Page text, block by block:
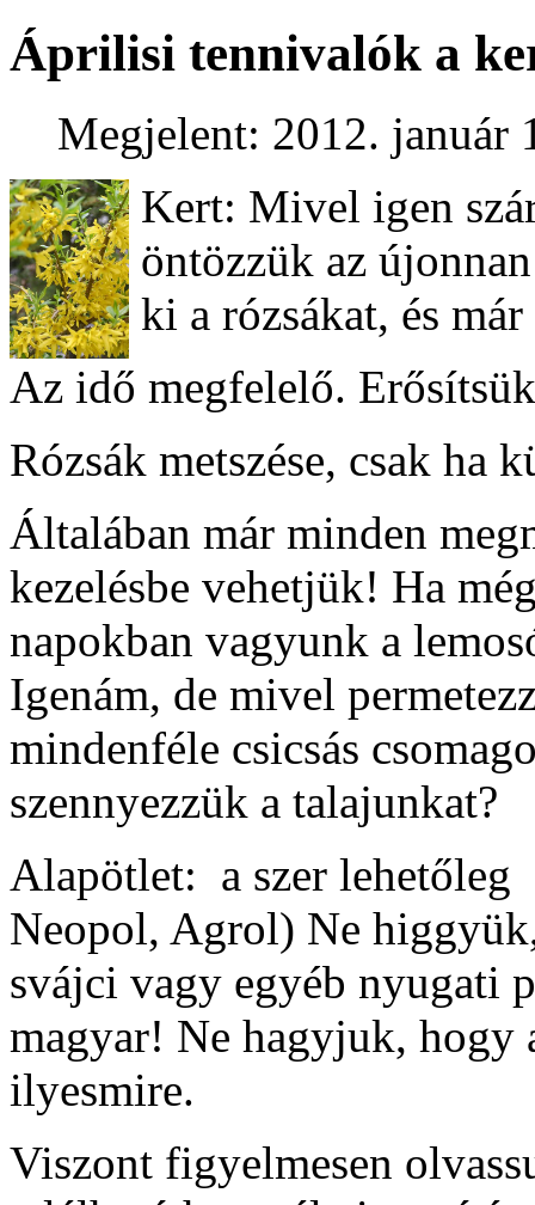
Áprilisi tennivalók a
Megjelent: 2012. január
Kert: Mivel igen
öntözzük az
ki a rózsákat, és
Az idő megfelelő.
Rózsák metszése, csak ha
Általában már minden
kezelésbe vehetjük! Ha
napokban vagyunk a
Igenám, de mivel
mindenféle csicsás
szennyezzük a talajunkat?
Alapötlet: a szer
Neopol, Agrol) Ne
svájci vagy egyéb nyugati
magyar! Ne hagyjuk, hogy
ilyesmire.
Viszont figyelmesen